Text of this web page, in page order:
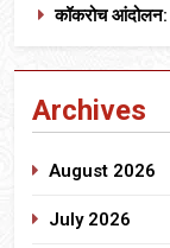
कॉकरोच आंदोलन:
Archives
August 2026
July 2026